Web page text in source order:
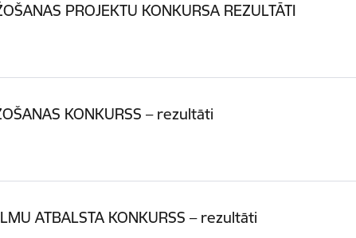
PROJEKTU KONKURSA REZULTĀTI
KONKURSS – rezultāti
ATBALSTA KONKURSS – rezultāti